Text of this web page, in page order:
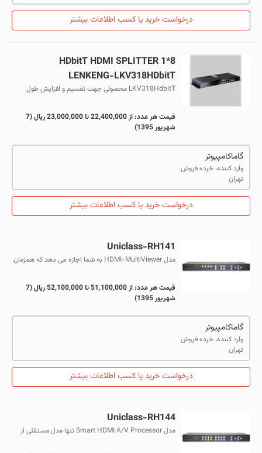
درخواست خرید یا کسب اطلاعات بیشتر
HDbitT HDMI SPLITTER 1*8
LENKENG-LKV318HDbitT
LKV318HdbitT محصولی جهت تقسیم و افزایش طول
قیمت هر عدد:از 22,400,000 تا 23,000,000 ریال
(7
شهریور 1395)
گاماکامپیوتر
وارد کننده، خرده فروش
تهران
درخواست خرید یا کسب اطلاعات بیشتر
Uniclass-RH141
مدل HDMI-MultiViewer به شما اجازه می دهد که همزمان
قیمت هر عدد:از 51,100,000 تا 52,100,000 ریال
(7
شهریور 1395)
گاماکامپیوتر
وارد کننده، خرده فروش
تهران
درخواست خرید یا کسب اطلاعات بیشتر
Uniclass-RH144
مدل Smart HDMI A/V Processor تنها مدل مستقلی از